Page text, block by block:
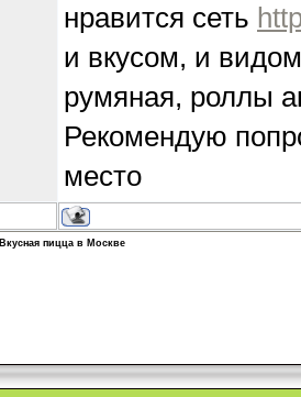
нравится сеть
и вкусом, и
румяная, роллы
Рекомендую
место
Вкусная пицца в Москве